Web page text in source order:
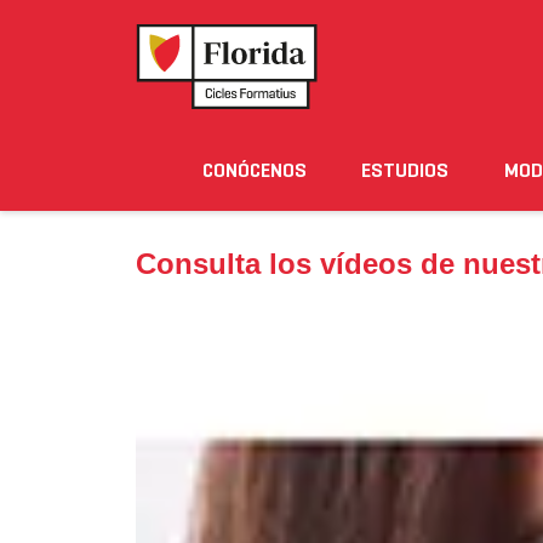
Noticias Eventos Blog Solicita
CONÓCENOS ESTUDIOS
Consulta los vídeos de